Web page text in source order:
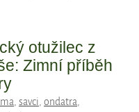
otužilec z
Zimní příběh
, savci, ondatra,